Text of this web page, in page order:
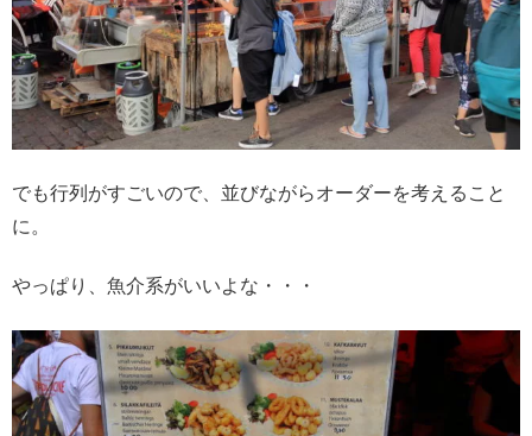
でも行列がすごいので、並びながらオーダーを考えること
に。
やっぱり、魚介系がいいよな・・・